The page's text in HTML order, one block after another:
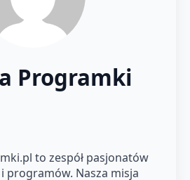
Programki
to zespół pasjonatów
programów. Nasza misja